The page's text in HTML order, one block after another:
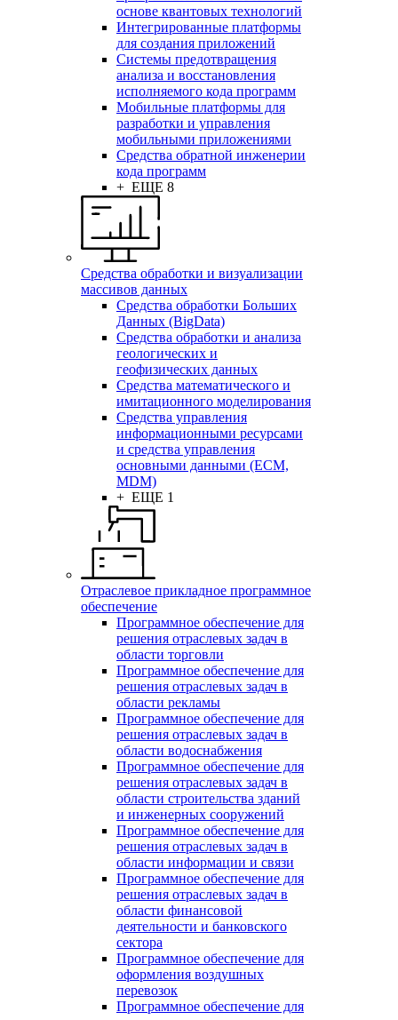
основе квантовых технологий
Интегрированные платформы
для создания приложений
Системы предотвращения
анализа и восстановления
исполняемого кода программ
Мобильные платформы для
разработки и управления
мобильными приложениями
Средства обратной инженерии
кода программ
+ ЕЩЕ 8
Средства обработки и визуализации
массивов данных
Средства обработки Больших
Данных (BigData)
Средства обработки и анализа
геологических и
геофизических данных
Средства математического и
имитационного моделирования
Средства управления
информационными ресурсами
и средства управления
основными данными (ECM,
MDM)
+ ЕЩЕ 1
Отраслевое прикладное программное
обеспечение
Программное обеспечение для
решения отраслевых задач в
области торговли
Программное обеспечение для
решения отраслевых задач в
области рекламы
Программное обеспечение для
решения отраслевых задач в
области водоснабжения
Программное обеспечение для
решения отраслевых задач в
области строительства зданий
и инженерных сооружений
Программное обеспечение для
решения отраслевых задач в
области информации и связи
Программное обеспечение для
решения отраслевых задач в
области финансовой
деятельности и банковского
сектора
Программное обеспечение для
оформления воздушных
перевозок
Программное обеспечение для